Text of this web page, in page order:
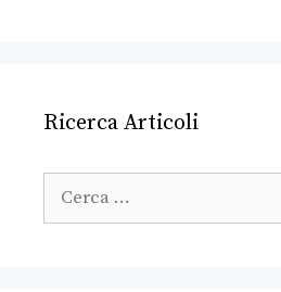
Ricerca Articoli